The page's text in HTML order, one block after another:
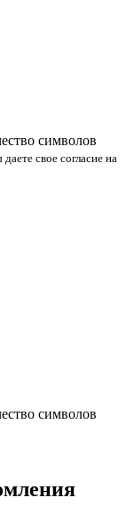
символов
свое согласие на
символов